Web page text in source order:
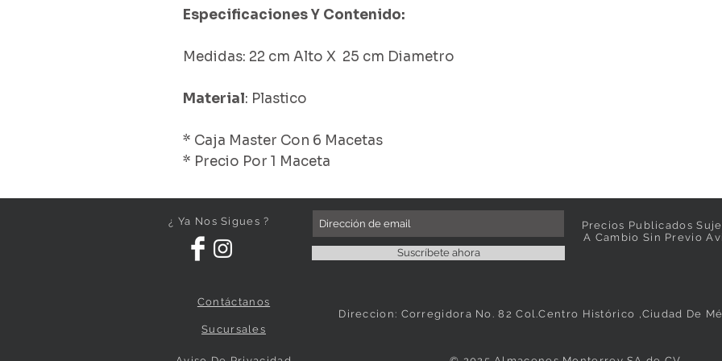
Especificaciones Y Contenido:
Medidas: 22 cm Alto X 25 cm Diametro
Material: Plastico
* Caja Master Con 6 Macetas
* Precio Por 1 Maceta
¿ Ya Nos Sigues ?
Suscríbete ahora
Precios Publicados
A Cambio Sin Previo
Contáctanos
Direccion: Corregidora No. 82 Col.Centro Histórico ,Ciudad De
Sucursales